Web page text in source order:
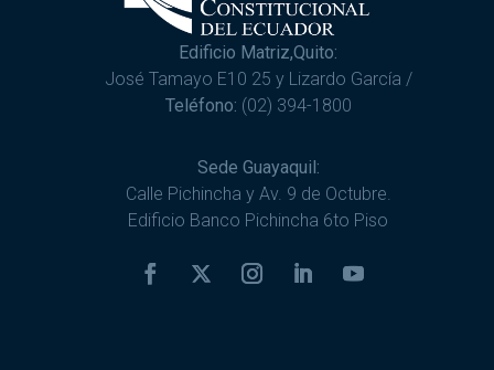
Edificio Matriz,Quito:
José Tamayo E10 25 y Lizardo García /
Teléfono: (02) 394-1800
Sede Guayaquil:
Calle Pichincha y Av. 9 de Octubre.
Edificio Banco Pichincha 6to Piso